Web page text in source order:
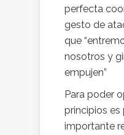
perfecta
gesto de
que
nosotros y
empujen”
Para poder
principios
importante